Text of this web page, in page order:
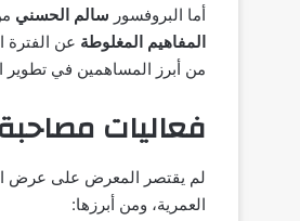
أما البروفسور سالم الحسني
المفاهيم المغلوطة عن الفترة
من أبرز المساهمين في تطوير
فعاليات مصاحبة
لم يقتصر المعرض على عرض
العمرية، ومن أبرزها: